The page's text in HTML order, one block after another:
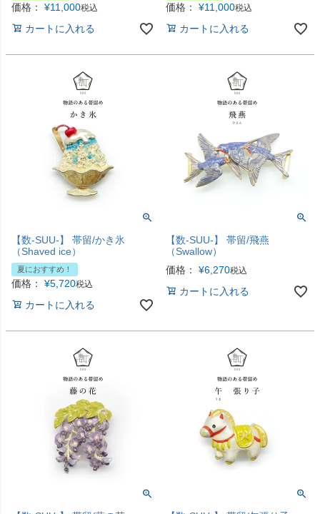
価格： ¥11,000税込
カートに入れる
価格： ¥11,000税込
カートに入れる
【数-SUU-】 帯留/かき氷
（Shaved ice）
夏におすすめ！
価格： ¥5,720税込
カートに入れる
【数-SUU-】 帯留/飛燕
（Swallow）
価格：
¥6,270税込
カートに入れる